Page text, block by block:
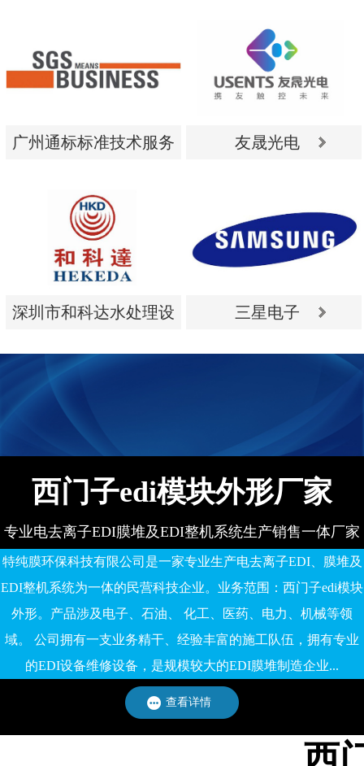
广州通标标准技术服务
广州通标标准技术服务
有限公司
友晟光电
友晟光电
深圳市和科达水处理设
深圳市和科达水处理设
备有限公司
三星电子
西门子edi模块外形厂家
专业电去离子EDI膜堆及EDI整机系统生产销售一体厂家
特纯膜环保科技有限公司是一家专业生产电去离子EDI、膜堆及
EDI整机系统为一体的民营科技企业。业务范围：西门子edi模块
外形。产品涉及电子、石油、 化工、医药、电力、机械等领
域。 公司拥有一支业务精干、经验丰富的施工队伍，拥有专业
的EDI设备维修设备，是规模较大的EDI膜堆制造企业...
查看详情